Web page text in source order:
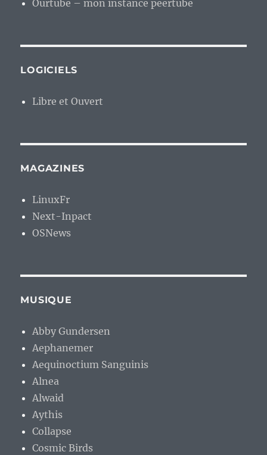
Ourtube – mon instance peertube
LOGICIELS
Libre et Ouvert
MAGAZINES
LinuxFr
Next-Inpact
OSNews
MUSIQUE
Abby Gundersen
Aephanemer
Aequinoctium Sanguinis
Alnea
Alwaid
Aythis
Collapse
Cosmic Birds